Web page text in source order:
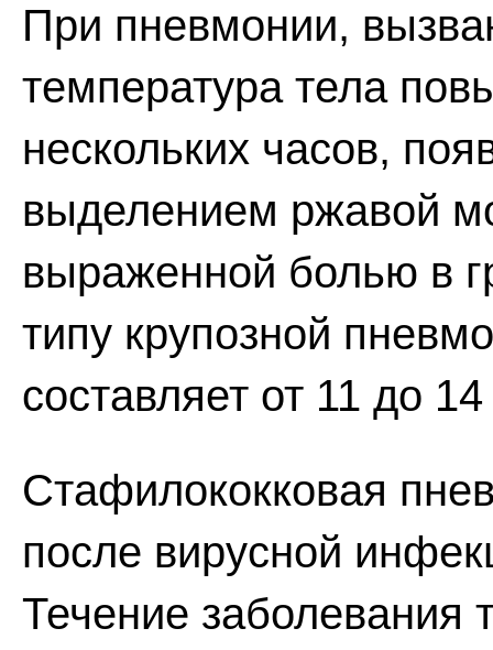
При пневмонии,
температура тела
нескольких часов,
выделением ржавой
выраженной болью в
типу крупозной
составляет от 11 до
Стафилококковая
после вирусной
Течение заболевания